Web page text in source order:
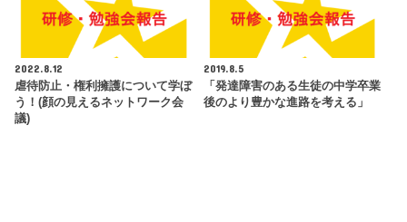
2022.8.12
虐待防止・権利擁護について学ぼ
う！(顔の見えるネットワーク会
議)
2019.8.5
「発達障害のある生徒の中学卒業
後のより豊かな進路を考える」